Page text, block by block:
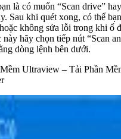
là có muốn “Scan drive”
Sau khi quét xong, có thể
không sửa lỗi trong khi ổ
hãy chọn tiếp nút “Scan
dòng lệnh bên dưới.
Ultraview – Tải Phần